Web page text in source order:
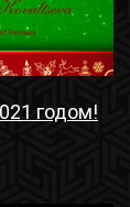
годом!